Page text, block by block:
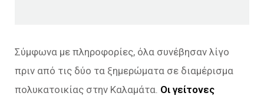
Σύμφωνα με πληροφορίες, όλα συνέβησαν λίγο
πριν από τις δύο τα ξημερώματα σε διαμέρισμα
πολυκατοικίας στην Καλαμάτα. Οι γείτονες